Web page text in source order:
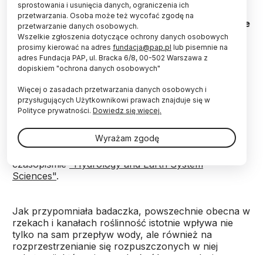
Roślinność działa jak naturalny filtr dla osadów i
zanieczyszczeń, wspomagając samooczyszczanie
się wody. Naukowczyni z IGF PAN zwraca uwagę,
że w kanałach rolniczych ma to szczególne
znaczenie, ponieważ rośliny zatrzymują
pozostałości nawozów i środków ochrony roślin.
Wnioski z badań dr hab. inż. Moniki Kalinowskiej,
prof. PAN z Instytutu Geofizyki PAN, która zajmuje
się modelowaniem rozprzestrzeniania się
zanieczyszczeń w kanałach otwartych (czyli
czasopiśmie
"Hydrology and Earth System
Sciences".
Jak przypomniała badaczka, powszechnie obecna w
rzekach i kanałach roślinność istotnie wpływa nie
tylko na sam przepływ wody, ale również na
rozprzestrzenianie się rozpuszczonych w niej
sprostowania i usunięcia danych, ograniczenia ich
przetwarzania. Osoba może też wycofać zgodę na
przetwarzanie danych osobowych.
Wszelkie zgłoszenia dotyczące ochrony danych osobowych
prosimy kierować na adres fundacja@pap.pl lub pisemnie na
adres Fundacja PAP, ul. Bracka 6/8, 00-502 Warszawa z
dopiskiem "ochrona danych osobowych"
Więcej o zasadach przetwarzania danych osobowych i
przysługujących Użytkownikowi prawach znajduje się w
Polityce prywatności. Dowiedz się więcej.
Wyrażam zgodę